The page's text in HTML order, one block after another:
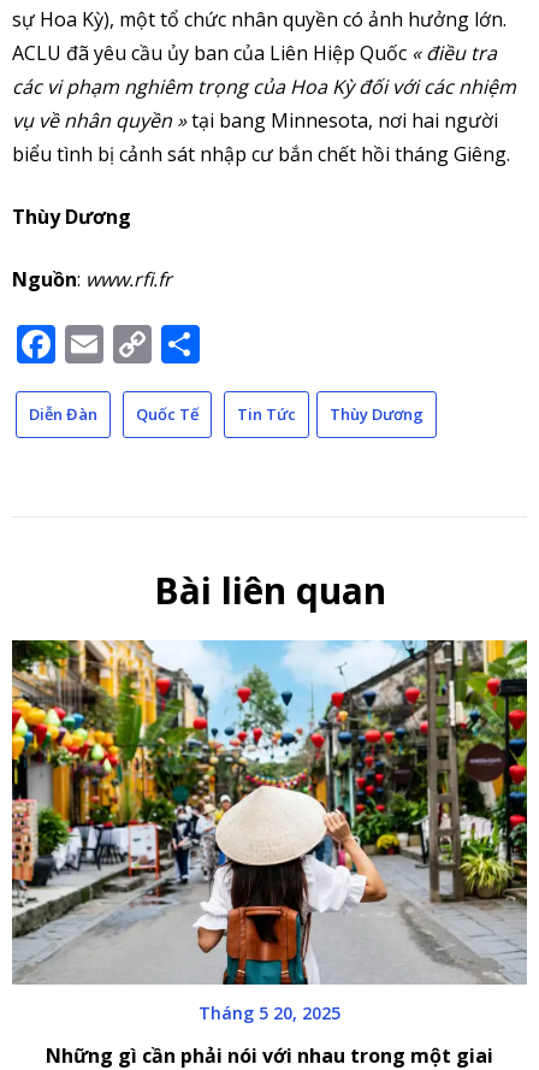
sự Hoa Kỳ), một tổ chức nhân quyền có ảnh hưởng lớn.
ACLU đã yêu cầu ủy ban của Liên Hiệp Quốc « điều tra
các vi phạm nghiêm trọng của Hoa Kỳ đối với các nhiệm
vụ về nhân quyền »tại bang Minnesota, nơi hai người
biểu tình bị cảnh sát nhập cư bắn chết hồi tháng Giêng.
Thùy Dương
Nguồn: www.rfi.fr
Facebook
Email
Copy
Link
Diễn Đàn Quốc Tế Tin Tức Thùy Dương
Bài liên quan
Tháng 5 20, 2025
Những gì cần phải nói với nhau trong một giai